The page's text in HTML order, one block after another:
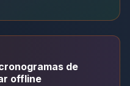
de
offline